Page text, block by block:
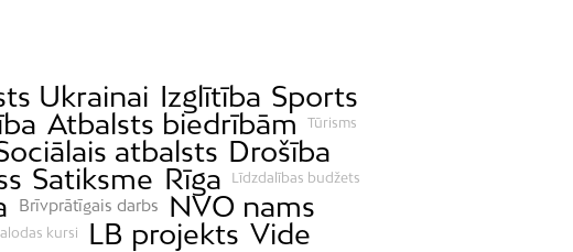
Ukrainai Izglītība Sports
Atbalsts biedrībām Tūrisms
atbalsts Drošība
Satiksme Rīga Līdzdalības budžets
Brīvprātīgais darbs NVO nams
kursi LB projekts Vide